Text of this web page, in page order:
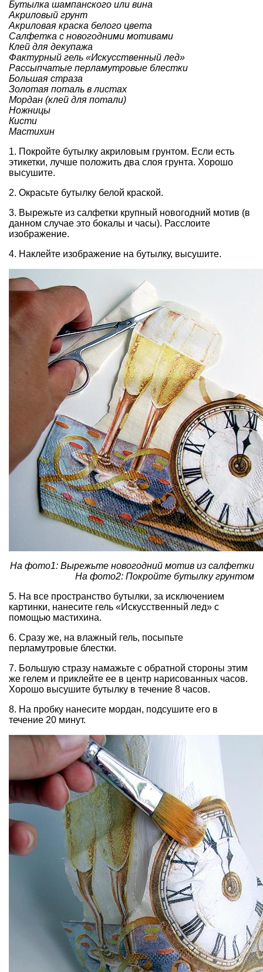
Бутылка шампанского или вина
Акриловый грунт
Акриловая краска белого цвета
Салфетка с новогодними мотивами
Клей для декупажа
Фактурный гель «Искусственный лед»
Рассыпчатые перламутровые блестки
Большая страза
Золотая поталь в листах
Мордан (клей для потали)
Ножницы
Кисти
Мастихин
1. Покройте бутылку акриловым грунтом. Если есть
этикетки, лучше положить два слоя грунта. Хорошо
высушите.
2. Окрасьте бутылку белой краской.
3. Вырежьте из салфетки крупный новогодний мотив (в
данном случае это бокалы и часы). Расслоите
изображение.
4. Наклейте изображение на бутылку, высушите.
На фото1: Вырежьте новогодний мотив из салфетки
На фото2: Покройте бутылку грунтом
5. На все пространство бутылки, за исключением
картинки, нанесите гель «Искусственный лед» с
помощью мастихина.
6. Сразу же, на влажный гель, посыпьте
перламутровые блестки.
7. Большую стразу намажьте с обратной стороны этим
же гелем и приклейте ее в центр нарисованных часов.
Хорошо высушите бутылку в течение 8 часов.
8. На пробку нанесите мордан, подсушите его в
течение 20 минут.